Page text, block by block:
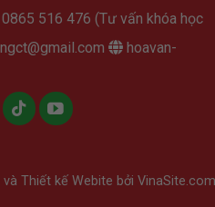
516 476 (Tư vấn khóa học
hoavan-
và Thiết kế Webite bởi